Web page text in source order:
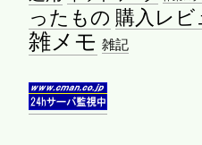
ったもの 購入レビ
雑メモ 雑記